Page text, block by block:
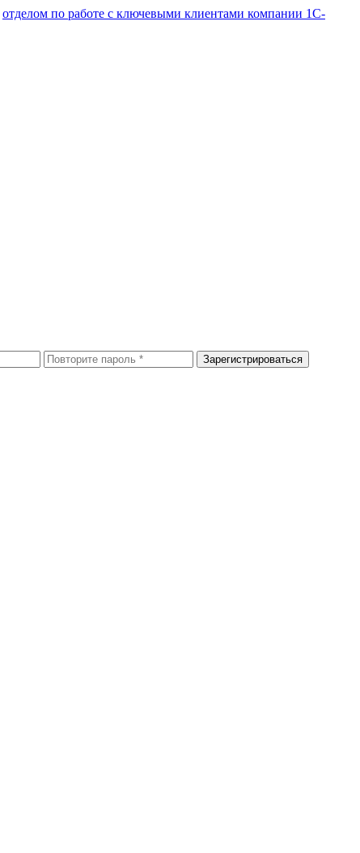
отделом по работе с ключевыми клиентами компании 1С-